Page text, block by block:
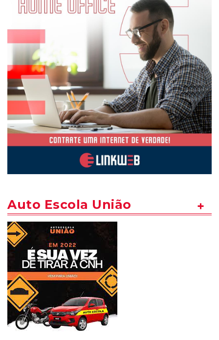
Auto Escola União